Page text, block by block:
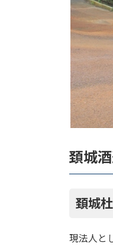
頚城
頚城
現法人と